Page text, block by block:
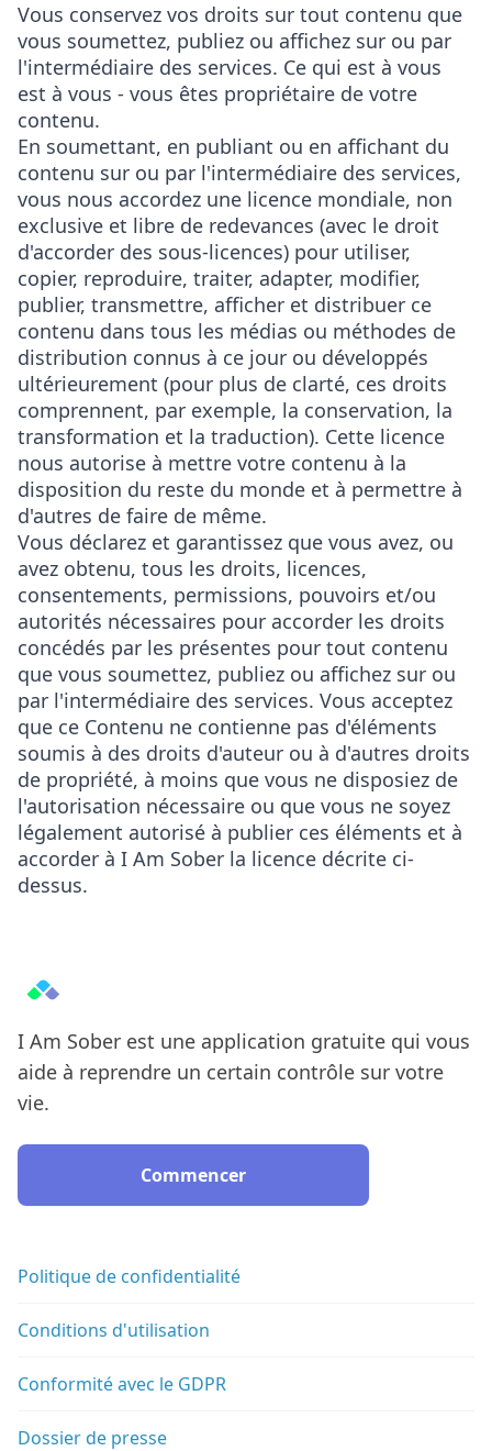
Vous conservez vos droits sur tout contenu que
vous soumettez, publiez ou affichez sur ou par
l'intermédiaire des services. Ce qui est à vous
est à vous - vous êtes propriétaire de votre
contenu.
En soumettant, en publiant ou en affichant du
contenu sur ou par l'intermédiaire des services,
vous nous accordez une licence mondiale, non
exclusive et libre de redevances (avec le droit
d'accorder des sous-licences) pour utiliser,
copier, reproduire, traiter, adapter, modifier,
publier, transmettre, afficher et distribuer ce
contenu dans tous les médias ou méthodes de
distribution connus à ce jour ou développés
ultérieurement (pour plus de clarté, ces droits
comprennent, par exemple, la conservation, la
transformation et la traduction). Cette licence
nous autorise à mettre votre contenu à la
disposition du reste du monde et à permettre à
d'autres de faire de même.
Vous déclarez et garantissez que vous avez, ou
avez obtenu, tous les droits, licences,
consentements, permissions, pouvoirs et/ou
autorités nécessaires pour accorder les droits
concédés par les présentes pour tout contenu
que vous soumettez, publiez ou affichez sur ou
par l'intermédiaire des services. Vous acceptez
que ce Contenu ne contienne pas d'éléments
soumis à des droits d'auteur ou à d'autres droits
de propriété, à moins que vous ne disposiez de
l'autorisation nécessaire ou que vous ne soyez
légalement autorisé à publier ces éléments et à
accorder à I Am Sober la licence décrite ci-
dessus.
I Am Sober est une application gratuite qui vous
aide à reprendre un certain contrôle sur votre
vie.
Commencer
Politique de confidentialité
Conditions d'utilisation
Conformité avec le GDPR
Dossier de presse